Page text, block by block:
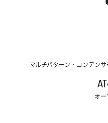
マルチパターン・コンデン
オー